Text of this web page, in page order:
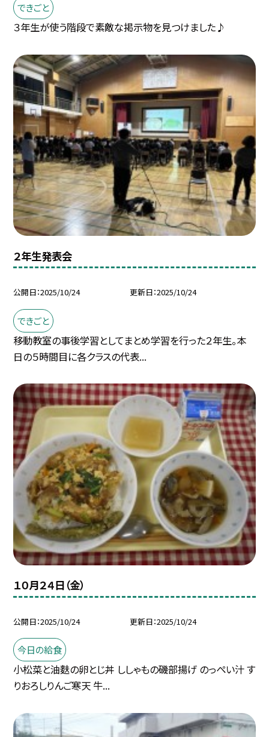
できごと
３年生が使う階段で素敵な掲示物を見つけました♪
２年生発表会
公開日 2025/10/24 更新日 2025/10/24
できごと
移動教室の事後学習としてまとめ学習を行った２年生。本
日の５時間目に各クラスの代表...
１０月２４日（金）
公開日 2025/10/24 更新日 2025/10/24
今日の給食
小松菜と油麩の卵とじ丼 ししゃもの磯部揚げ のっぺい汁 す
りおろしりんご寒天 牛...